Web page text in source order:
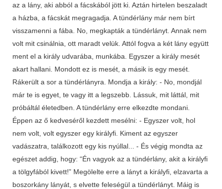
az a lány, aki abból a fácskából jött ki. Aztán hirtelen beszaladt
a házba, a fácskát megragadja. A tündérlány már nem bírt
visszamenni a fába. No, megkapták a tündérlányt. Annak nem
volt mit csinálnia, ott maradt velük. Attól fogva a két lány együtt
ment el a király udvarába, munkába. Egyszer a király mesét
akart hallani. Mondott ez is mesét, a másik is egy mesét.
Rákerült a sor a tündérlányra. Mondja a király: - No, mondjál
már te is egyet, te vagy itt a legszebb. Lássuk, mit láttál, mit
próbáltál életedben. A tündérlány erre elkezdte mondani.
Éppen az ő kedveséről kezdett mesélni: - Egyszer volt, hol
nem volt, volt egyszer egy királyfi. Kiment az egyszer
vadászatra, találkozott egy kis nyúllal... - És végig mondta az
egészet addig, hogy: “Én vagyok az a tündérlány, akit a királyfi
a tölgyfából kivett!” Megölelte erre a lányt a királyfi, elzavarta a
boszorkány lányát, s elvette feleségül a tündérlányt. Máig is